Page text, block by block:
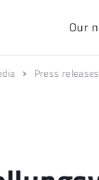
Our
Press releases